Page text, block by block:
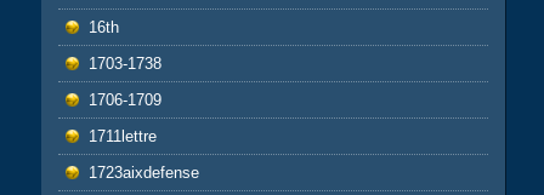
16th
1703-1738
1706-1709
1711lettre
1723aixdefense